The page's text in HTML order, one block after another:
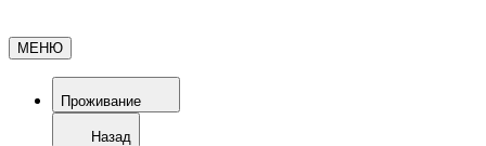
МЕНЮ
Проживание
Назад